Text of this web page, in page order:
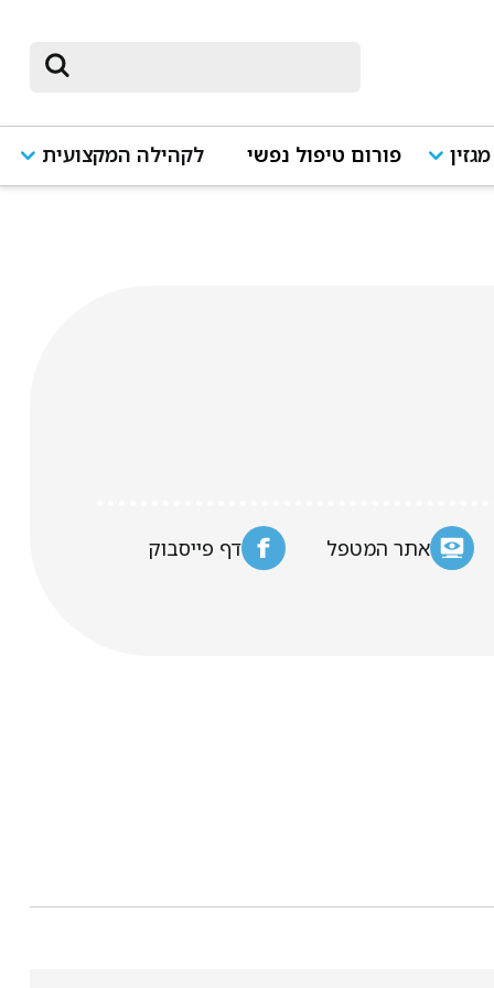
מגזין פורום טיפול נפשי לקהילה המקצועית
אתר המטפל דף פייסבוק